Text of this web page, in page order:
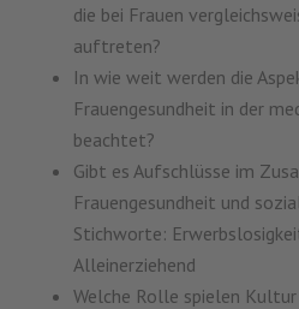
die bei Frauen
auftreten?
In wie weit werden die
Frauengesundheit in der
beachtet?
Gibt es Aufschlüsse im
Frauengesundheit und
Stichworte:
Alleinerziehend
Welche Rolle spielen